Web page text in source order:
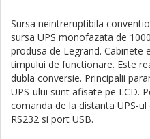
Sursa neintreruptibila
sursa UPS monofazata de
produsa de Legrand. Cabinete
timpului de functionare. Este
dubla conversie. Principalii
UPS-ului sunt afisate pe LCD.
comanda de la distanta UPS-
RS232 si port USB.